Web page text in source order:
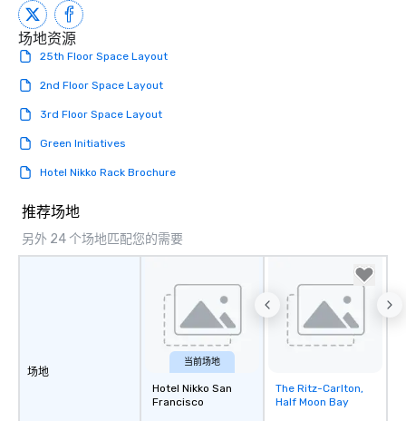
场地资源
25th Floor Space Layout
2nd Floor Space Layout
3rd Floor Space Layout
Green Initiatives
Hotel Nikko Rack Brochure
推荐场地
另外 24 个场地匹配您的需要
场地
当前场地
Hotel Nikko San
Francisco
Removed from
favorites
The Ritz-Carlton,
Half Moon Bay